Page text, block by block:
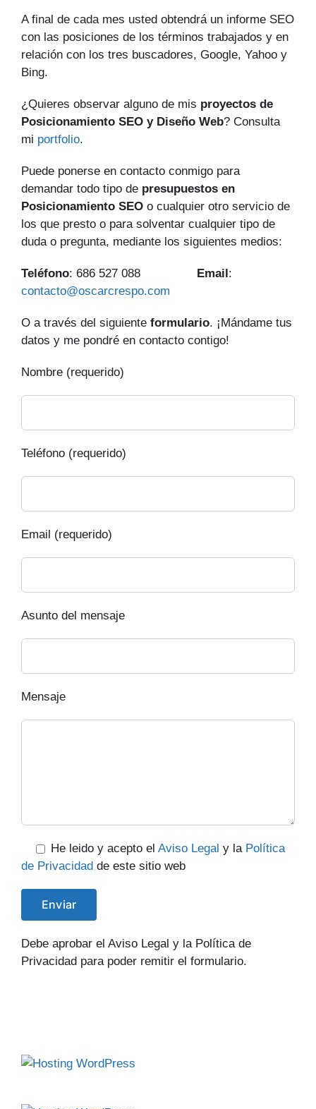
A final de cada mes usted obtendrá un informe SEO
con las posiciones de los términos trabajados y en
relación con los tres buscadores, Google, Yahoo y
Bing.
¿Quieres observar alguno de mis proyectos de
Posicionamiento SEO y Diseño Web? Consulta
mi portfolio.
Puede ponerse en contacto conmigo para
demandar todo tipo de presupuestos en
Posicionamiento SEO o cualquier otro servicio de
los que presto o para solventar cualquier tipo de
duda o pregunta, mediante los siguientes medios:
Teléfono: 686 527 088 Email :
contacto@oscarcrespo.com
O a través del siguiente formulario. ¡Mándame tus
datos y me pondré en contacto contigo!
Nombre (requerido)
Teléfono (requerido)
Email (requerido)
Asunto del mensaje
Mensaje
He leido y acepto el Aviso Legal y la Política
de Privacidad de este sitio web
Debe aprobar el Aviso Legal y la Política de
Privacidad para poder remitir el formulario.